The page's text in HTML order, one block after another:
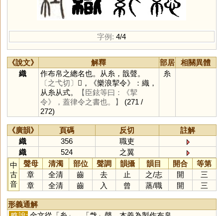
字例: 4/4
《說文》 解釋 部居
相關異體
織
作布帛之總名也。从糸，戠聲。
〔之弋切〕
𥿮，《樂浪挈令》：織，
从糸从式。
【臣鉉等曰：《挈
令》，蓋律令之書也。】
(271 /
272)
糸
《廣韻》 頁碼 反切
註解
織
356
職吏
織
524
之翼
中
古
音
聲母 清濁 部位 聲調 韻攝 韻目 開合
等第
章
全清 齒 去 止 之/志 開
三
章
全清 齒 入 曾 蒸/職 開 三
形義通解